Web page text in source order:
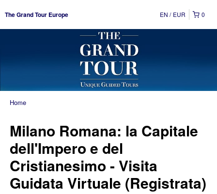
The Grand Tour Europe 0
EN EUR
Home
Milano Romana: la Capitale
dell'Impero e del
Cristianesimo - Visita
Guidata Virtuale (Registrata)